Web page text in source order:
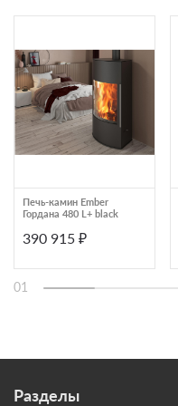
Печь-камин Ember
Гордана 480 L+ black
390 915 ₽
01
Разделы